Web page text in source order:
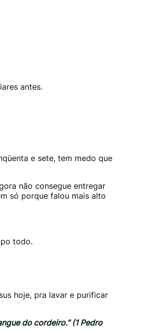
antes.
e sete, tem medo que
não consegue entregar
só porque falou mais alto
todo.
hoje, pra lavar e purificar
do cordeiro.” (1 Pedro